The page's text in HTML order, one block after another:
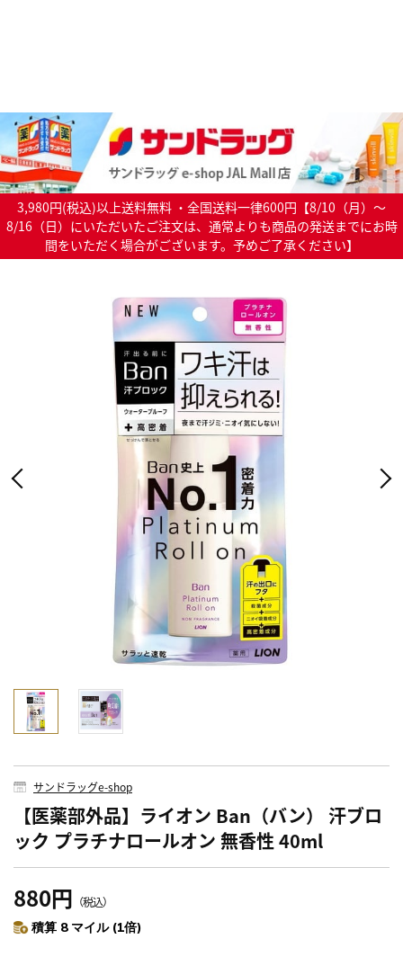
3,980円(税込)以上送料無料 ・全国送料一律600円【8/10（月）～
8/16（日）にいただいたご注文は、通常よりも商品の発送までにお時
間をいただく場合がございます。予めご了承ください】
サンドラッグe-shop
【医薬部外品】ライオン Ban（バン） 汗ブロ
ック プラチナロールオン 無香性 40ml
880円 （税込）
積算 8 マイル (1倍)